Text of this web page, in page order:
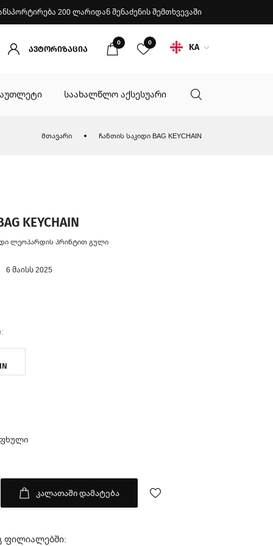
200 ლარიდან შენაძენის შემთხვევაში
ავტორიზაცია
0 0 KA
აუთლეტი საახალწლო აქსესუარი
მთავარი ჩანთის საკიდი BAG KEYCHAIN
KEYCHAIN
ლეოპარდის პრინტით გული
6 მაისს 2025
კალათაში დამატება
ფილიალებში: